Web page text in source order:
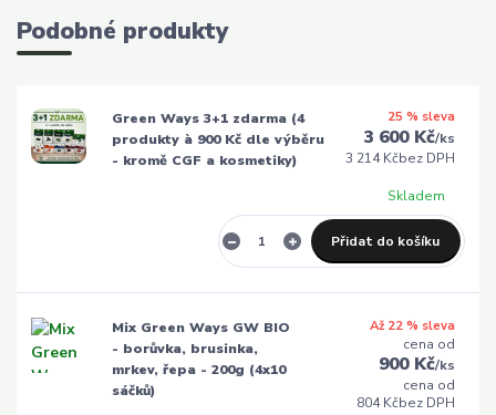
Podobné produkty
Green Ways 3+1 zdarma (4
produkty à 900 Kč dle výběru
- kromě CGF a kosmetiky)
25 % sleva
3 600 Kč/ks
3 214 Kčbez DPH
Skladem
Přidat do košíku
Mix Green Ways GW BIO
- borůvka, brusinka,
mrkev, řepa - 200g (4x10
sáčků)
Až 22 % sleva
cena od
900 Kč/ks
cena od
804 Kčbez DPH